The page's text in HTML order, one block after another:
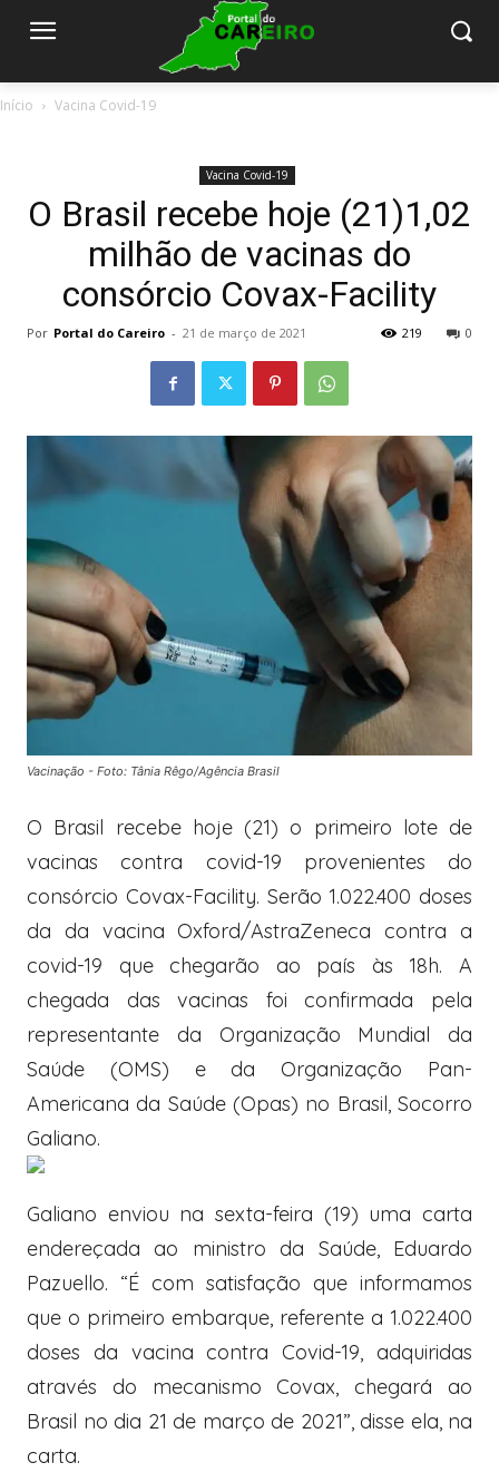
Início Vacina Covid-19
Vacina Covid-19
O Brasil recebe hoje (21)1,02
milhão de vacinas do
consórcio Covax-Facility
Por Portal do Careiro - 21 de março de 2021 0
219
Vacinação - Foto: Tânia Rêgo/Agência Brasil
O Brasil recebe hoje (21) o primeiro lote de
vacinas contra covid-19 provenientes do
consórcio Covax-Facility. Serão 1.022.400 doses
da da vacina Oxford/AstraZeneca contra a
covid-19 que chegarão ao país às 18h. A
chegada das vacinas foi confirmada pela
representante da Organização Mundial da
Saúde (OMS) e da Organização Pan-
Americana da Saúde (Opas) no Brasil, Socorro
Galiano.
Galiano enviou na sexta-feira (19) uma carta
endereçada ao ministro da Saúde, Eduardo
Pazuello. “É com satisfação que informamos
que o primeiro embarque, referente a 1.022.400
doses da vacina contra Covid-19, adquiridas
através do mecanismo Covax, chegará ao
Brasil no dia 21 de março de 2021”, disse ela, na
carta.